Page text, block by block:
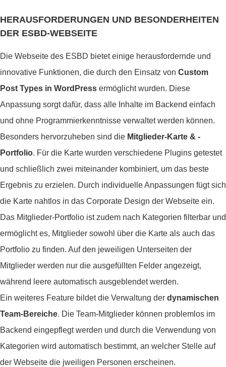
HERAUSFORDERUNGEN UND BESONDERHEITEN
DER ESBD-WEBSEITE
Die Webseite des ESBD bietet einige herausfordernde und
innovative Funktionen, die durch den Einsatz von Custom
Post Types in WordPress ermöglicht wurden. Diese
Anpassung sorgt dafür, dass alle Inhalte im Backend einfach
und ohne Programmierkenntnisse verwaltet werden können.
Besonders hervorzuheben sind die Mitglieder-Karte & -
Portfolio. Für die Karte wurden verschiedene Plugins getestet
und schließlich zwei miteinander kombiniert, um das beste
Ergebnis zu erzielen. Durch individuelle Anpassungen fügt sich
die Karte nahtlos in das Corporate Design der Webseite ein.
Das Mitglieder-Portfolio ist zudem nach Kategorien filterbar und
ermöglicht es, Mitglieder sowohl über die Karte als auch das
Portfolio zu finden. Auf den jeweiligen Unterseiten der
Mitglieder werden nur die ausgefüllten Felder angezeigt,
während leere automatisch ausgeblendet werden.
Ein weiteres Feature bildet die Verwaltung der dynamischen
Team-Bereiche. Die Team-Mitglieder können problemlos im
Backend eingepflegt werden und durch die Verwendung von
Kategorien wird automatisch bestimmt, an welcher Stelle auf
der Webseite die jweiligen Personen erscheinen.